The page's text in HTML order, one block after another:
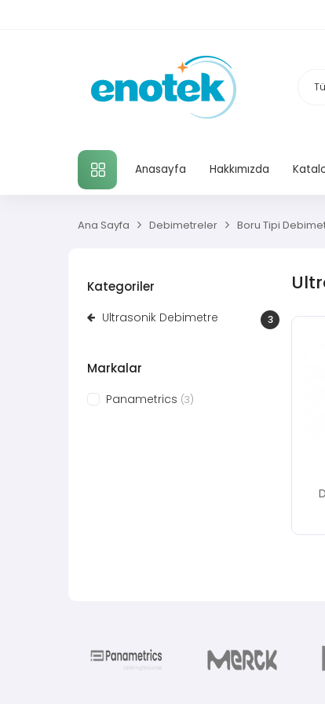
TÜM KATEGORILER
Anasayfa Hakkımızda
Ana Sayfa Debimetreler Boru Tipi
Kategoriler
Ultrasonik Debimetre 3
Markalar
Panametrics (3)